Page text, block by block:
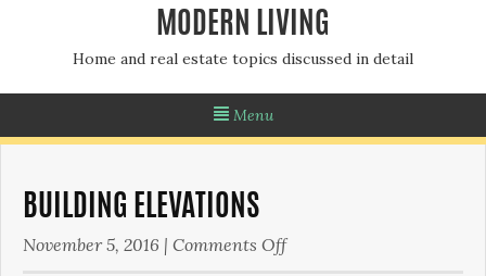
MODERN LIVING
Home and real estate topics discussed in detail
Menu
BUILDING ELEVATIONS
November 5, 2016 | Comments Offon